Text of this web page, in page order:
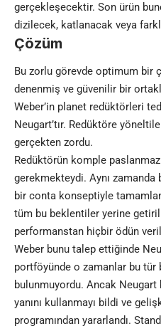
gerçekleşecektir. Son ürün
dizilecek, katlanacak veya
Çözüm
Bu zorlu görevde optimum bir
denenmiş ve güvenilir bir
Weber’in planet redüktörleri
Neugart’tır. Redüktöre
gerçekten zordu.
Redüktörün komple
gerekmekteydi. Aynı zamanda
bir conta konseptiyle
tüm bu beklentiler yerine
performanstan hiçbir ödün
Weber bunu talep ettiğinde
portföyünde o zamanlar bu tür
bulunmuyordu. Ancak
yanını kullanmayı bildi ve
programından yararlandı.